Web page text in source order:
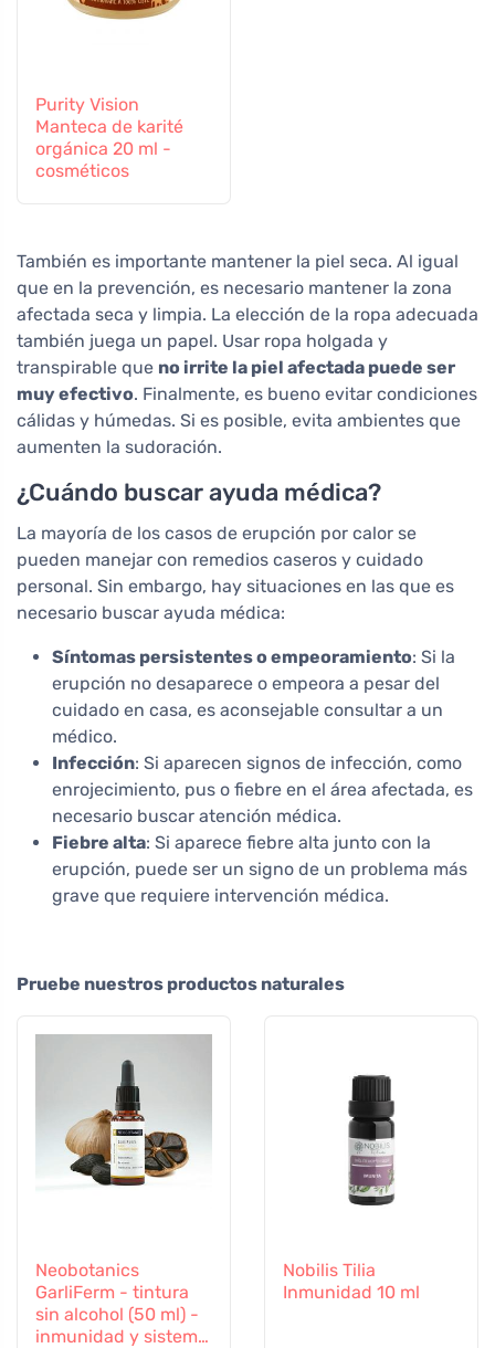
Purity Vision
Manteca de karité
orgánica 20 ml -
cosméticos
También es importante mantener la piel seca. Al igual
que en la prevención, es necesario mantener la zona
afectada seca y limpia. La elección de la ropa adecuada
también juega un papel. Usar ropa holgada y
transpirable que no irrite la piel afectada puede ser
muy efectivo. Finalmente, es bueno evitar condiciones
cálidas y húmedas. Si es posible, evita ambientes que
aumenten la sudoración.
¿Cuándo buscar ayuda médica?
La mayoría de los casos de erupción por calor se
pueden manejar con remedios caseros y cuidado
personal. Sin embargo, hay situaciones en las que es
necesario buscar ayuda médica:
Síntomas persistentes o empeoramiento: Si la
erupción no desaparece o empeora a pesar del
cuidado en casa, es aconsejable consultar a un
médico.
Infección: Si aparecen signos de infección, como
enrojecimiento, pus o fiebre en el área afectada, es
necesario buscar atención médica.
Fiebre alta: Si aparece fiebre alta junto con la
erupción, puede ser un signo de un problema más
grave que requiere intervención médica.
Pruebe nuestros productos naturales
Neobotanics
GarliFerm - tintura
sin alcohol (50 ml) -
inmunidad y sistema
Nobilis Tilia
Inmunidad 10 ml